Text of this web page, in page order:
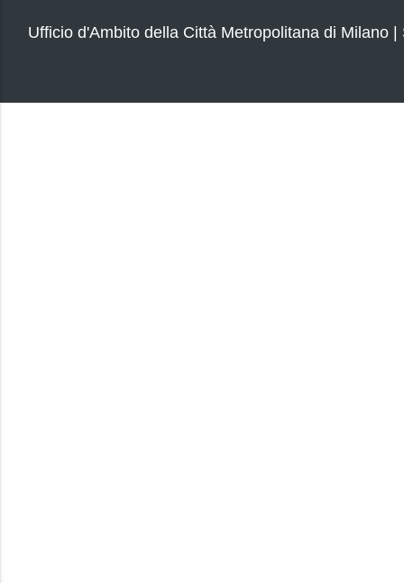
Ufficio d'Ambito della Città Metropolitana di Milano